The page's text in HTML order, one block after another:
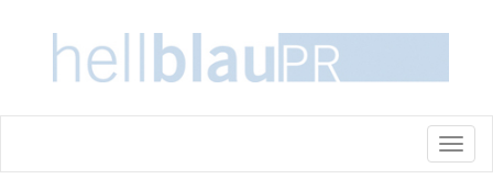
Toggle